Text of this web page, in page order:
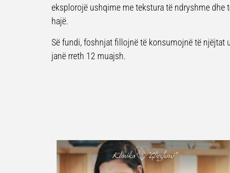
eksplorojë ushqime me tekstura të ndryshme
hajë.
Së fundi, foshnjat fillojnë të konsumojnë të
janë rreth 12 muajsh.